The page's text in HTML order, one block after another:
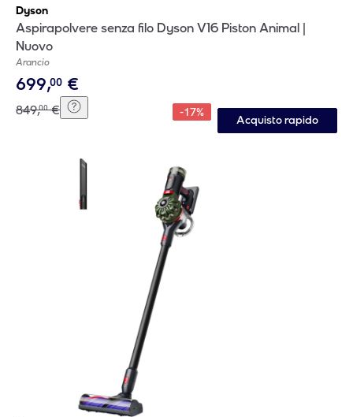
Dyson
Aspirapolvere senza filo Dyson V16 Piston Animal |
Nuovo
Arancio
699,00 €
849,00 € -17%
Acquisto rapido